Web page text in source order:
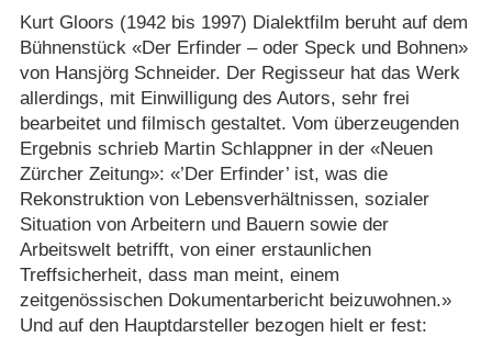
Kurt Gloors (1942 bis 1997) Dialektfilm beruht auf dem
Bühnenstück «Der Erfinder – oder Speck und Bohnen»
von Hansjörg Schneider. Der Regisseur hat das Werk
allerdings, mit Einwilligung des Autors, sehr frei
bearbeitet und filmisch gestaltet. Vom überzeugenden
Ergebnis schrieb Martin Schlappner in der «Neuen
Zürcher Zeitung»: «’Der Erfinder’ ist, was die
Rekonstruktion von Lebensverhältnissen, sozialer
Situation von Arbeitern und Bauern sowie der
Arbeitswelt betrifft, von einer erstaunlichen
Treffsicherheit, dass man meint, einem
zeitgenössischen Dokumentarbericht beizuwohnen.»
Und auf den Hauptdarsteller bezogen hielt er fest: